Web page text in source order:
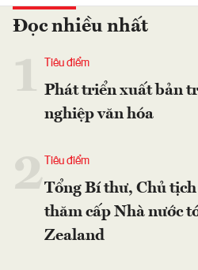
Đọc nhiều nhất
Tiêu điểm
Phát triển xuất bản
nghiệp văn hóa
2 Tiêu điểm
Tổng Bí thư, Chủ
thăm cấp Nhà nước
Zealand